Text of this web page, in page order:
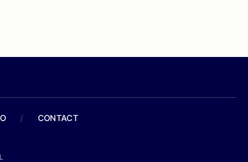
/ CONTACT